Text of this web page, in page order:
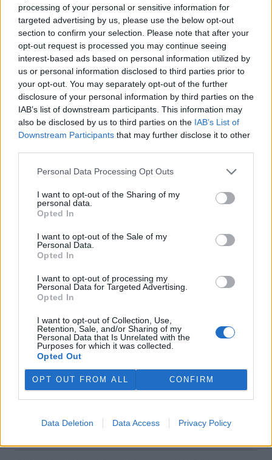
processing of your personal or sensitive information for
targeted advertising by us, please use the below opt-out
section to confirm your selection. Please note that after your
opt-out request is processed you may continue seeing
interest-based ads based on personal information utilized by
us or personal information disclosed to third parties prior to
your opt-out. You may separately opt-out of the further
disclosure of your personal information by third parties on the
IAB’s list of downstream participants. This information may
also be disclosed by us to third parties on the IAB’s List of
Downstream Participants that may further disclose it to other
Personal Data Processing Opt Outs
I want to opt-out of the Sharing of my
personal data.
Opted In
I want to opt-out of the Sale of my
Personal Data.
Opted In
I want to opt-out of processing my
Personal Data for Targeted Advertising.
Opted In
I want to opt-out of Collection, Use,
Retention, Sale, and/or Sharing of my
Personal Data that Is Unrelated with the
Purposes for which it was collected.
Opted Out
OPT OUT FROM ALL CONFIRM
Data Deletion Data Access Privacy Policy
Petra Kušková: Bio nemusí být eko
13.12.2005
Je jistě dobré usilovat o soulad s přírodou. Vzhledem k tomu, že
jsme všichni spotřebitelé a spotřeba je v současné době odborníky
považována za hlavní hnací sílu zátěže přírody, máme každý široké
pole působnosti, jak se s touto otázkou vypořádávat –
rozhodneme-li se tak. Každý musí jíst, a zdá se proto jednoduché
začít u jídla.
Ivan Brezina: Deset omylů zastánců tvrdé regulace
chemických látek
Miroslav Šuta před časem na EkoListu zveřejnil článek
, propagující
jen jako člen meziresortní komise chemické bezpečnosti, takže se
může zdát, že jde o nezávislého a objektivního odborníka. Miroslav
Šuta však čtenářům EkoListu zamlčel, že byl v minulosti placeným
REACH prosazuje.
Ivan Brezina: Na jednání Rady ministrů EU podpořte
GMO jako moderní a perspektivní zemědělskou
technologii – otevřený dopis ministru životního
2.12.2005
Vážený pane ministře, reaguji na otevřený dopis, kterým se na vás
včera obrátili zástupci české pobočky nátlakové organizace
Greenpeace. Vyzývají vás, abyste na nadcházejícím jednání Rady
ministrů EU v Bruselu prosazoval pozastavení všech povolení pro
dovoz, zpracování a využití geneticky modifikovaných rostlin
(GMO) coby potraviny, krmiva či osiva pro pěstování. Jedjich výzva
je zcela pochopitelná – pro organizaci Greenpace je totiž strašení
kterou pak bezprostředně navazuje její fundraisingová kampaň (viz